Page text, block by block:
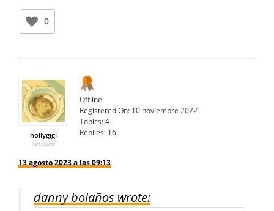
0
hollygigi
Participante
Offline
Registered On: 10 noviembre 2022
Topics:4
Replies: 16
13 agosto 2023 a las 09:13
danny bolaños wrote: